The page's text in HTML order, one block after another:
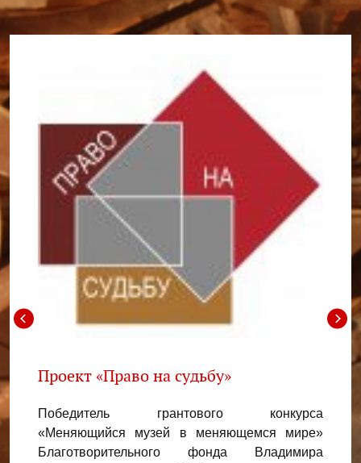
Проект «Право на судьбу»
Победитель грантового конкурса
«Меняющийся музей в меняющемся мире»
Благотворительного фонда Владимира